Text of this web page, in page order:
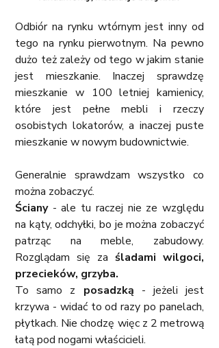
Odbiór na rynku wtórnym jest inny od
tego na rynku pierwotnym. Na pewno
dużo też zależy od tego w jakim stanie
jest mieszkanie. Inaczej sprawdzę
mieszkanie w 100 letniej kamienicy,
które jest pełne mebli i rzeczy
osobistych lokatorów, a inaczej puste
mieszkanie w nowym budownictwie.
Generalnie sprawdzam wszystko co
można zobaczyć.
Ściany - ale tu raczej nie ze względu
na kąty, odchyłki, bo je można zobaczyć
patrząc na meble, zabudowy.
Rozglądam się za śladami wilgoci,
przecieków, grzyba.
To samo z posadzką - jeżeli jest
krzywa - widać to od razy po panelach,
płytkach. Nie chodzę więc z 2 metrową
łatą pod nogami właścicieli.